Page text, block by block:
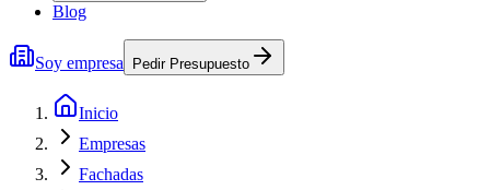
Blog
Soy empresa Pedir Presupuesto
Inicio
Empresas
Fachadas